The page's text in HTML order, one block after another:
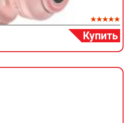
Купить